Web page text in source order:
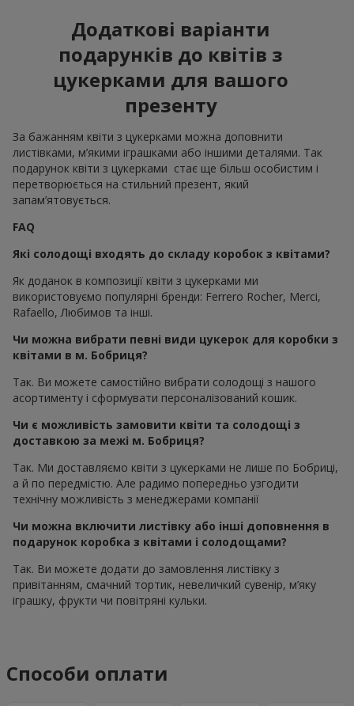
Додаткові варіанти
подарунків до квітів з
цукерками для вашого
презенту
За бажанням квіти з цукерками можна доповнити
листівками, м’якими іграшками або іншими деталями. Так
подарунок квіти з цукерками стає ще більш особистим і
перетворюється на стильний презент, який
запам’ятовується.
FAQ
Які солодощі входять до складу коробок з квітами?
Як доданок в композиції квіти з цукерками ми
використовуємо популярні бренди: Ferrero Rocher, Merci,
Rafaello, Любимов та інші.
Чи можна вибрати певні види цукерок для коробки з
квітами в м. Бобриця?
Так. Ви можете самостійно вибрати солодощі з нашого
асортименту і сформувати персоналізований кошик.
Чи є можливість замовити квіти та солодощі з
доставкою за межі м. Бобриця?
Так. Ми доставляємо квіти з цукерками не лише по Бобриці,
а й по передмістю. Але радимо попередньо узгодити
технічну можливість з менеджерами компанії
Чи можна включити листівку або інші доповнення в
подарунок коробка з квітами і солодощами?
Так. Ви можете додати до замовлення листівку з
привітанням, смачний тортик, невеличкий сувенір, м’яку
іграшку, фрукти чи повітряні кульки.
Способи оплати